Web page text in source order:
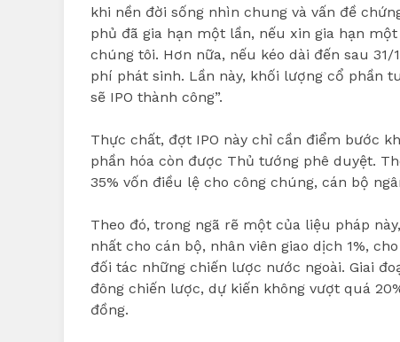
khi nền đời sống nhìn chung và vấn đề
phủ đã gia hạn một lần, nếu xin gia hạn
chúng tôi. Hơn nữa, nếu kéo dài đến sau
phí phát sinh. Lần này, khối lượng cổ phần
sẽ IPO thành công”.
Thực chất, đợt IPO này chỉ cần điểm bước
phần hóa còn được Thủ tướng phê duyệt.
35% vốn điều lệ cho công chúng, cán bộ
Theo đó, trong ngã rẽ một của liệu pháp
nhất cho cán bộ, nhân viên giao dịch 1%,
đối tác những chiến lược nước ngoài. Giai
đông chiến lược, dự kiến không vượt quá
đồng.